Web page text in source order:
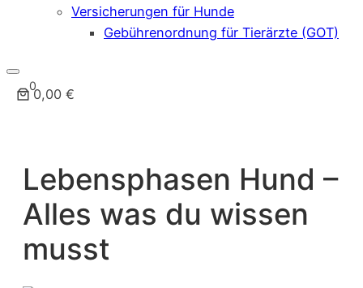
Versicherungen für Hunde
Gebührenordnung für Tierärzte (GOT)
0
0,00 €
Lebensphasen Hund –
Alles was du wissen
musst